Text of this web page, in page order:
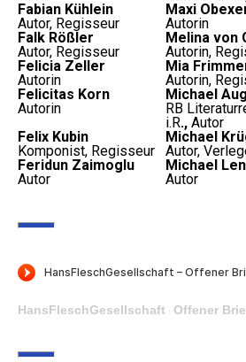
Fabian Kühlein
Autor, Regisseur
Maxi
Autorin
Falk Rößler
Autor, Regisseur
Melina von
Autorin,
Felicia Zeller
Autorin
Mia
Autorin,
Felicitas Korn
Autorin
Michael
RB
i.R., Autor
Felix Kubin
Komponist, Regisseur
Michael
Autor,
Feridun Zaimoglu
Autor
Michael
Autor
HansFleschGesellschaft · Offener Brief